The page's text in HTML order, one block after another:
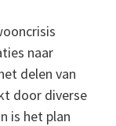
naar
delen van
door diverse
is het plan